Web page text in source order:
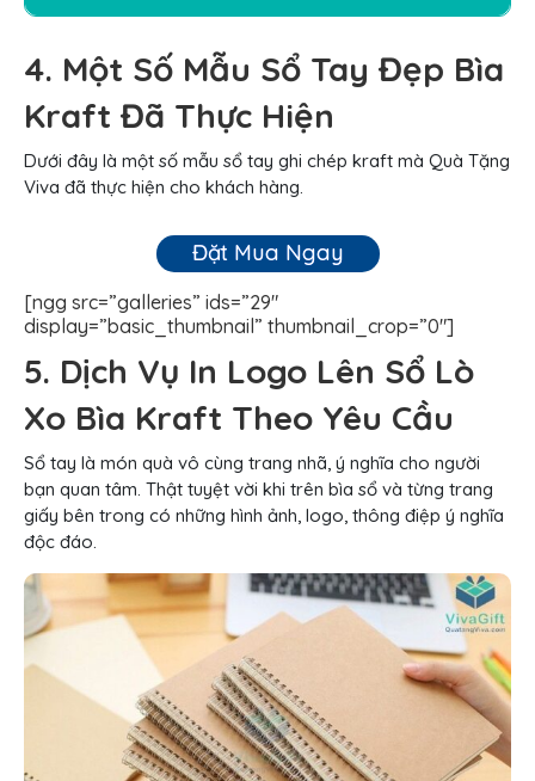
4. Một Số Mẫu Sổ Tay Đẹp Bìa
Kraft Đã Thực Hiện
Dưới đây là một số mẫu sổ tay ghi chép kraft mà Quà Tặng
Viva đã thực hiện cho khách hàng.
Đặt Mua Ngay
[ngg src=”galleries” ids=”29″
display=”basic_thumbnail” thumbnail_crop=”0″]
5. Dịch Vụ In Logo Lên Sổ Lò
Xo Bìa Kraft Theo Yêu Cầu
Sổ tay là món quà vô cùng trang nhã, ý nghĩa cho người
bạn quan tâm. Thật tuyệt vời khi trên bìa sổ và từng trang
giấy bên trong có những hình ảnh, logo, thông điệp ý nghĩa
độc đáo.